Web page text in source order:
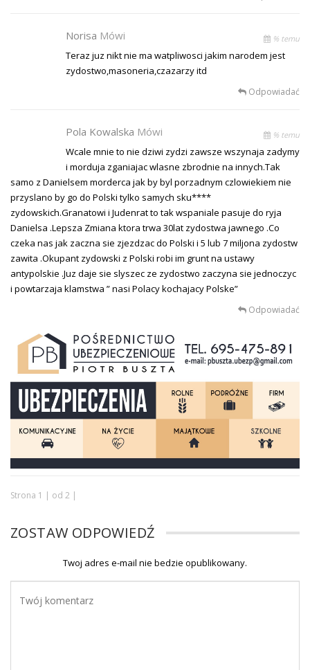
Norisa Mówi % temu
Teraz juz nikt nie ma watpliwosci jakim narodem jest
zydostwo,masoneria,czazarzy itd
Odpowiadać
Pola Kowalska Mówi % temu
Wcale mnie to nie dziwi zydzi zawsze wszynaja zadymy
i morduja zganiajac wlasne zbrodnie na innych.Tak
samo z Danielsem morderca jak by byl porzadnym czlowiekiem nie
przyslano by go do Polski tylko samych sku****
zydowskich.Granatowi i Judenrat to tak wspaniale pasuje do ryja
Danielsa .Lepsza Zmiana ktora trwa 30lat zydostwa jawnego .Co
czeka nas jak zaczna sie zjezdzac do Polski i 5 lub 7 miljona zydostw
zawita .Okupant zydowski z Polski robi im grunt na ustawy
antypolskie .Juz daje sie slyszec ze zydostwo zaczyna sie jednoczyc
i powtarzaja klamstwa ” nasi Polacy kochajacy Polske”
Odpowiadać
Strona 1 | od 2 |
ZOSTAW ODPOWIEDŹ
Twoj adres e-mail nie bedzie opublikowany.